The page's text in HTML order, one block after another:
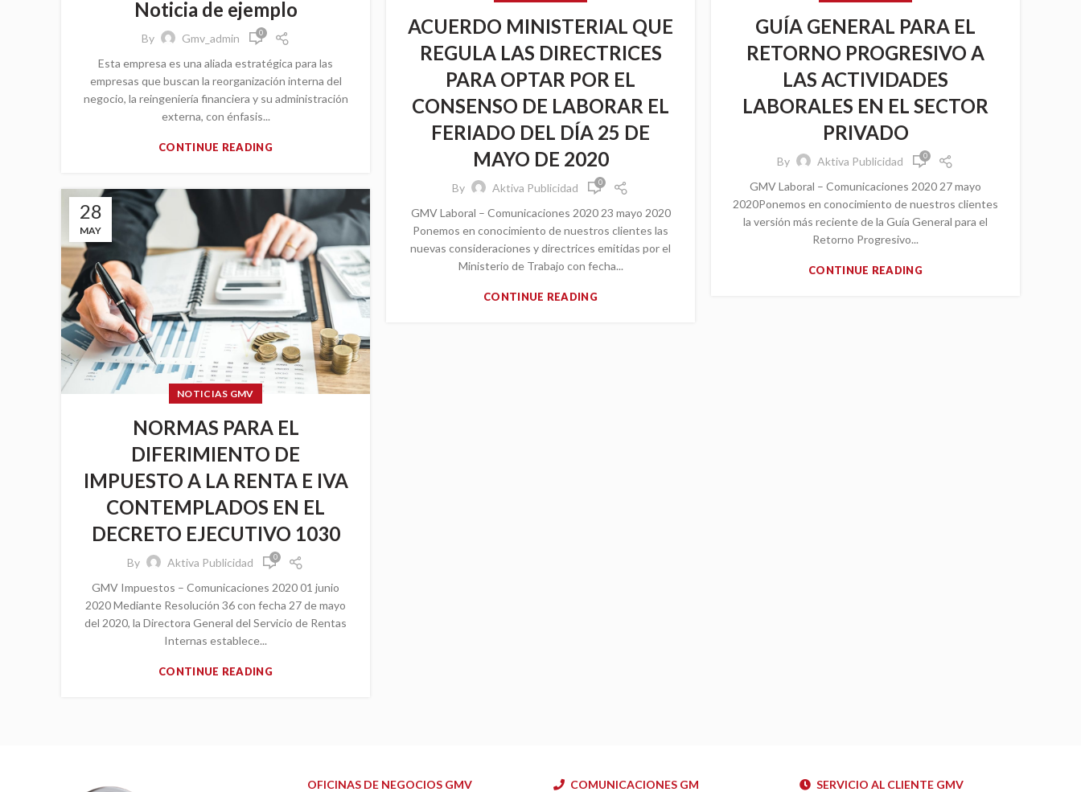
Noticia de ejemplo
By Gmv_admin 0
Esta empresa es una aliada estratégica para las
empresas que buscan la reorganización interna del
negocio, la reingeniería financiera y su administración
externa, con énfasis...
CONTINUE READING
ACUERDO MINISTERIAL QUE
REGULA LAS DIRECTRICES
PARA OPTAR POR EL
CONSENSO DE LABORAR EL
FERIADO DEL DÍA 25 DE
MAYO DE 2020
By Aktiva Publicidad 0
GMV Laboral – Comunicaciones 2020 23 mayo 2020
Ponemos en conocimiento de nuestros clientes las
nuevas consideraciones y directrices emitidas por el
Ministerio de Trabajo con fecha...
CONTINUE READING
GUÍA GENERAL PARA EL
RETORNO PROGRESIVO A
LAS ACTIVIDADES
LABORALES EN EL SECTOR
PRIVADO
By Aktiva Publicidad 0
GMV Laboral – Comunicaciones 2020 27 mayo
2020Ponemos en conocimiento de nuestros clientes
la versión más reciente de la Guía General para el
Retorno Progresivo...
CONTINUE READING
28
MAY
NOTICIAS GMV
NORMAS PARA EL
DIFERIMIENTO DE
IMPUESTO A LA RENTA E IVA
CONTEMPLADOS EN EL
DECRETO EJECUTIVO 1030
By Aktiva Publicidad 0
GMV Impuestos – Comunicaciones 2020 01 junio
2020 Mediante Resolución 36 con fecha 27 de mayo
del 2020, la Directora General del Servicio de Rentas
Internas establece...
CONTINUE READING
OFICINAS DE NEGOCIOS GMV COMUNICACIONES GM SERVICIO AL CLIENTE GMV